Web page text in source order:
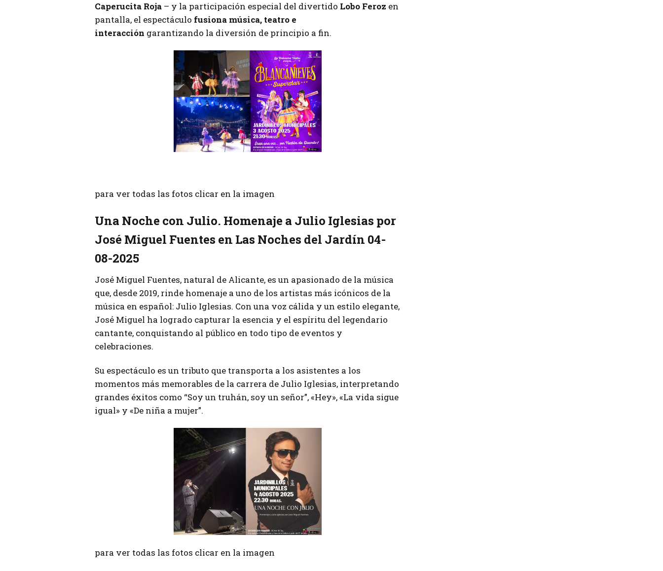
Caperucita Roja – y la participación especial del divertido Lobo Feroz en
pantalla, el espectáculo fusiona música, teatro e
interacción garantizando la diversión de principio a fin.
para ver todas las fotos clicar en la imagen
Una Noche con Julio. Homenaje a Julio Iglesias por
José Miguel Fuentes en Las Noches del Jardín 04-
08-2025
José Miguel Fuentes, natural de Alicante, es un apasionado de la música
que, desde 2019, rinde homenaje a uno de los artistas más icónicos de la
música en español: Julio Iglesias. Con una voz cálida y un estilo elegante,
José Miguel ha logrado capturar la esencia y el espíritu del legendario
cantante, conquistando al público en todo tipo de eventos y
celebraciones.
Su espectáculo es un tributo que transporta a los asistentes a los
momentos más memorables de la carrera de Julio Iglesias, interpretando
grandes éxitos como “Soy un truhán, soy un señor”, «Hey», «La vida sigue
igual» y «De niña a mujer”.
para ver todas las fotos clicar en la imagen